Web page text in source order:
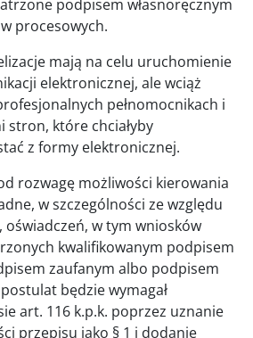
podpisem własnoręcznym
procesowych.
mają na celu uruchomienie
elektronicznej, ale wciąż
pełnomocnikach i
stron, które chciałyby
z formy elektronicznej.
rozwagę możliwości kierowania
w szczególności ze względu
oświadczeń, w tym wniosków
kwalifikowanym podpisem
zaufanym albo podpisem
będzie wymagał
art. 116 k.p.k. poprzez uznanie
przepisu jako § 1 i dodanie